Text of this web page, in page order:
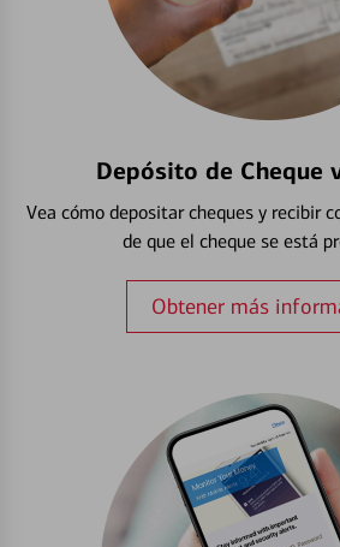
Depósito de Cheque
Vea cómo depositar cheques y recibir
de que el cheque se está
Obtener más